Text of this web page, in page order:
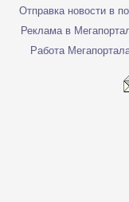
Отправка новости в
Реклама в
Работа